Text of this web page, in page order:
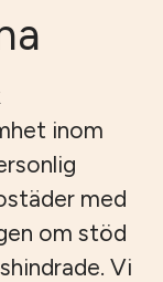
inom
med
om stöd
Vi